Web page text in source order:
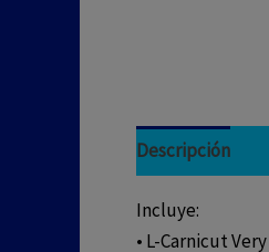
Descripción
Incluye:
• L-Carnicut